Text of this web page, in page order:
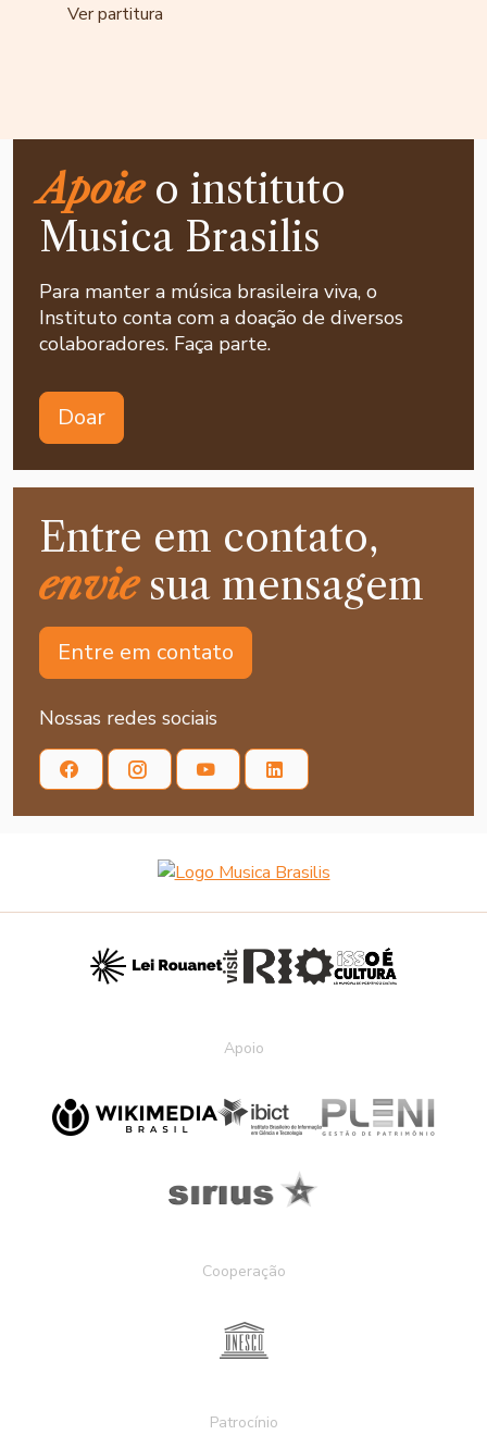
Ver partitura
Apoieo instituto
Musica Brasilis
Para manter a música brasileira viva, o
Instituto conta com a doação de diversos
colaboradores. Faça parte.
Doar
Entre em contato,
enviesua mensagem
Entre em contato
Nossas redes sociais
Apoio
Cooperação
Patrocínio